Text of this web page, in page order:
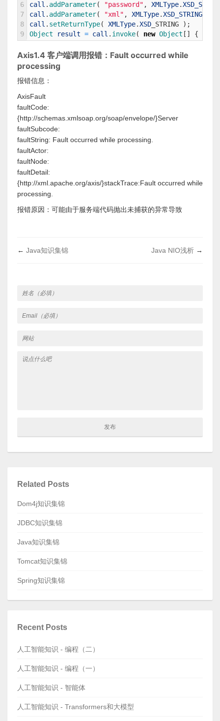
6
7
8
9
call . addParameter( "password" , XMLType.
call . addParameter( "xml" , XMLType.XSD_STRING
call . setReturnType( XMLType.XSD STRING ) ;
Object
result = call . invoke( new Object [ ] {
Axis1.4 客户端调用报错：Fault occurred while
processing
报错信息：
AxisFault
faultCode:
{http://schemas.xmlsoap.org/soap/envelope/}Server
faultSubcode:
faultString: Fault occurred while processing.
faultActor:
faultNode:
faultDetail:
{http://xml.apache.org/axis/}stackTrace:Fault occurred while
processing.
报错原因：可能由于服务端代码抛出未捕获的异常导致
← Java知识集锦 Java NIO浅析 →
Related Posts
Dom4j知识集锦
JDBC知识集锦
Java知识集锦
Tomcat知识集锦
Spring知识集锦
Recent Posts
人工智能知识 - 编程（二）
人工智能知识 - 编程（一）
人工智能知识 - 智能体
人工智能知识 - Transformers和大模型